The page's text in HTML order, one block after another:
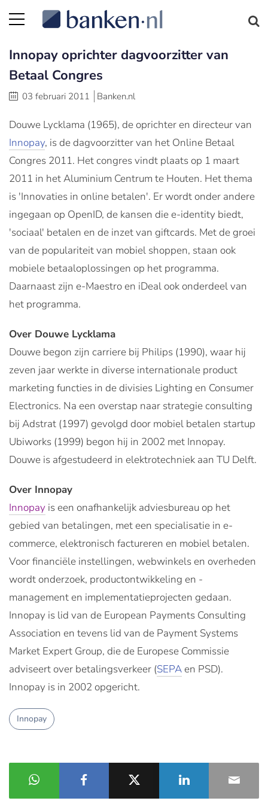
Innopay oprichter dagvoorzitter van
Betaal Congres
03 februari 2011 Banken.nl
Douwe Lycklama (1965), de oprichter en directeur van
Innopay, is de dagvoorzitter van het Online Betaal
Congres 2011. Het congres vindt plaats op 1 maart
2011 in het Aluminium Centrum te Houten. Het thema
is 'Innovaties in online betalen'. Er wordt onder andere
ingegaan op OpenID, de kansen die e-identity biedt,
'sociaal' betalen en de inzet van giftcards. Met de groei
van de populariteit van mobiel shoppen, staan ook
mobiele betaaloplossingen op het programma.
Daarnaast zijn e-Maestro en iDeal ook onderdeel van
het programma.
Over Douwe Lycklama
Douwe begon zijn carriere bij Philips (1990), waar hij
zeven jaar werkte in diverse internationale product
marketing functies in de divisies Lighting en Consumer
Electronics. Na een overstap naar strategie consulting
bij Adstrat (1997) gevolgd door mobiel betalen startup
Ubiworks (1999) begon hij in 2002 met Innopay.
Douwe is afgestudeerd in elektrotechniek aan TU Delft.
Over Innopay
Innopay is een onafhankelijk adviesbureau op het
gebied van betalingen, met een specialisatie in e-
commerce, elektronisch factureren en mobiel betalen.
Voor financiële instellingen, webwinkels en overheden
wordt onderzoek, productontwikkeling en -
management en implementatieprojecten gedaan.
Innopay is lid van de European Payments Consulting
Association en tevens lid van de Payment Systems
Market Expert Group, die de Europese Commissie
adviseert over betalingsverkeer (SEPA en PSD).
Innopay is in 2002 opgericht.
Innopay